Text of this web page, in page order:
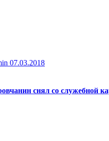
07.03.2018
снял со служебной